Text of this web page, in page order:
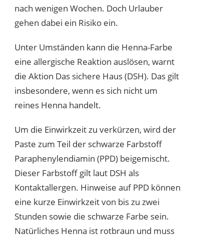
VERZICHTEN
nach wenigen Wochen. Doch Urlauber
gehen dabei ein Risiko ein.
Unter Umständen kann die Henna-Farbe
eine allergische Reaktion auslösen, warnt
die Aktion Das sichere Haus (DSH). Das gilt
insbesondere, wenn es sich nicht um
reines Henna handelt.
Um die Einwirkzeit zu verkürzen, wird der
Paste zum Teil der schwarze Farbstoff
Paraphenylendiamin (PPD) beigemischt.
Dieser Farbstoff gilt laut DSH als
Kontaktallergen. Hinweise auf PPD können
eine kurze Einwirkzeit von bis zu zwei
Stunden sowie die schwarze Farbe sein.
Natürliches Henna ist rotbraun und muss